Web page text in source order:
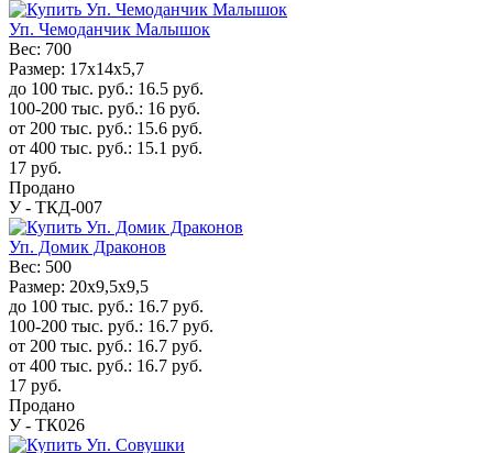
Уп. Чемоданчик Малышок
Вес: 700
Размер: 17x14x5,7
до 100 тыс. руб.: 16.5 руб.
100-200 тыс. руб.: 16 руб.
от 200 тыс. руб.: 15.6 руб.
от 400 тыс. руб.: 15.1 руб.
17 руб.
Продано
У - ТКД-007
Уп. Домик Драконов
Вес: 500
Размер: 20x9,5x9,5
до 100 тыс. руб.: 16.7 руб.
100-200 тыс. руб.: 16.7 руб.
от 200 тыс. руб.: 16.7 руб.
от 400 тыс. руб.: 16.7 руб.
17 руб.
Продано
У - ТК026